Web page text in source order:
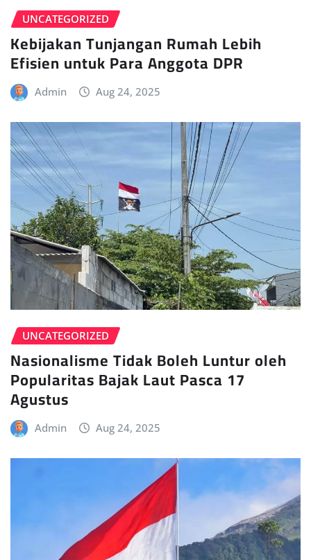
UNCATEGORIZED
Kebijakan Tunjangan Rumah Lebih
Efisien untuk Para Anggota DPR
Admin Aug 24, 2025
UNCATEGORIZED
Nasionalisme Tidak Boleh Luntur oleh
Popularitas Bajak Laut Pasca 17
Agustus
Admin Aug 24, 2025